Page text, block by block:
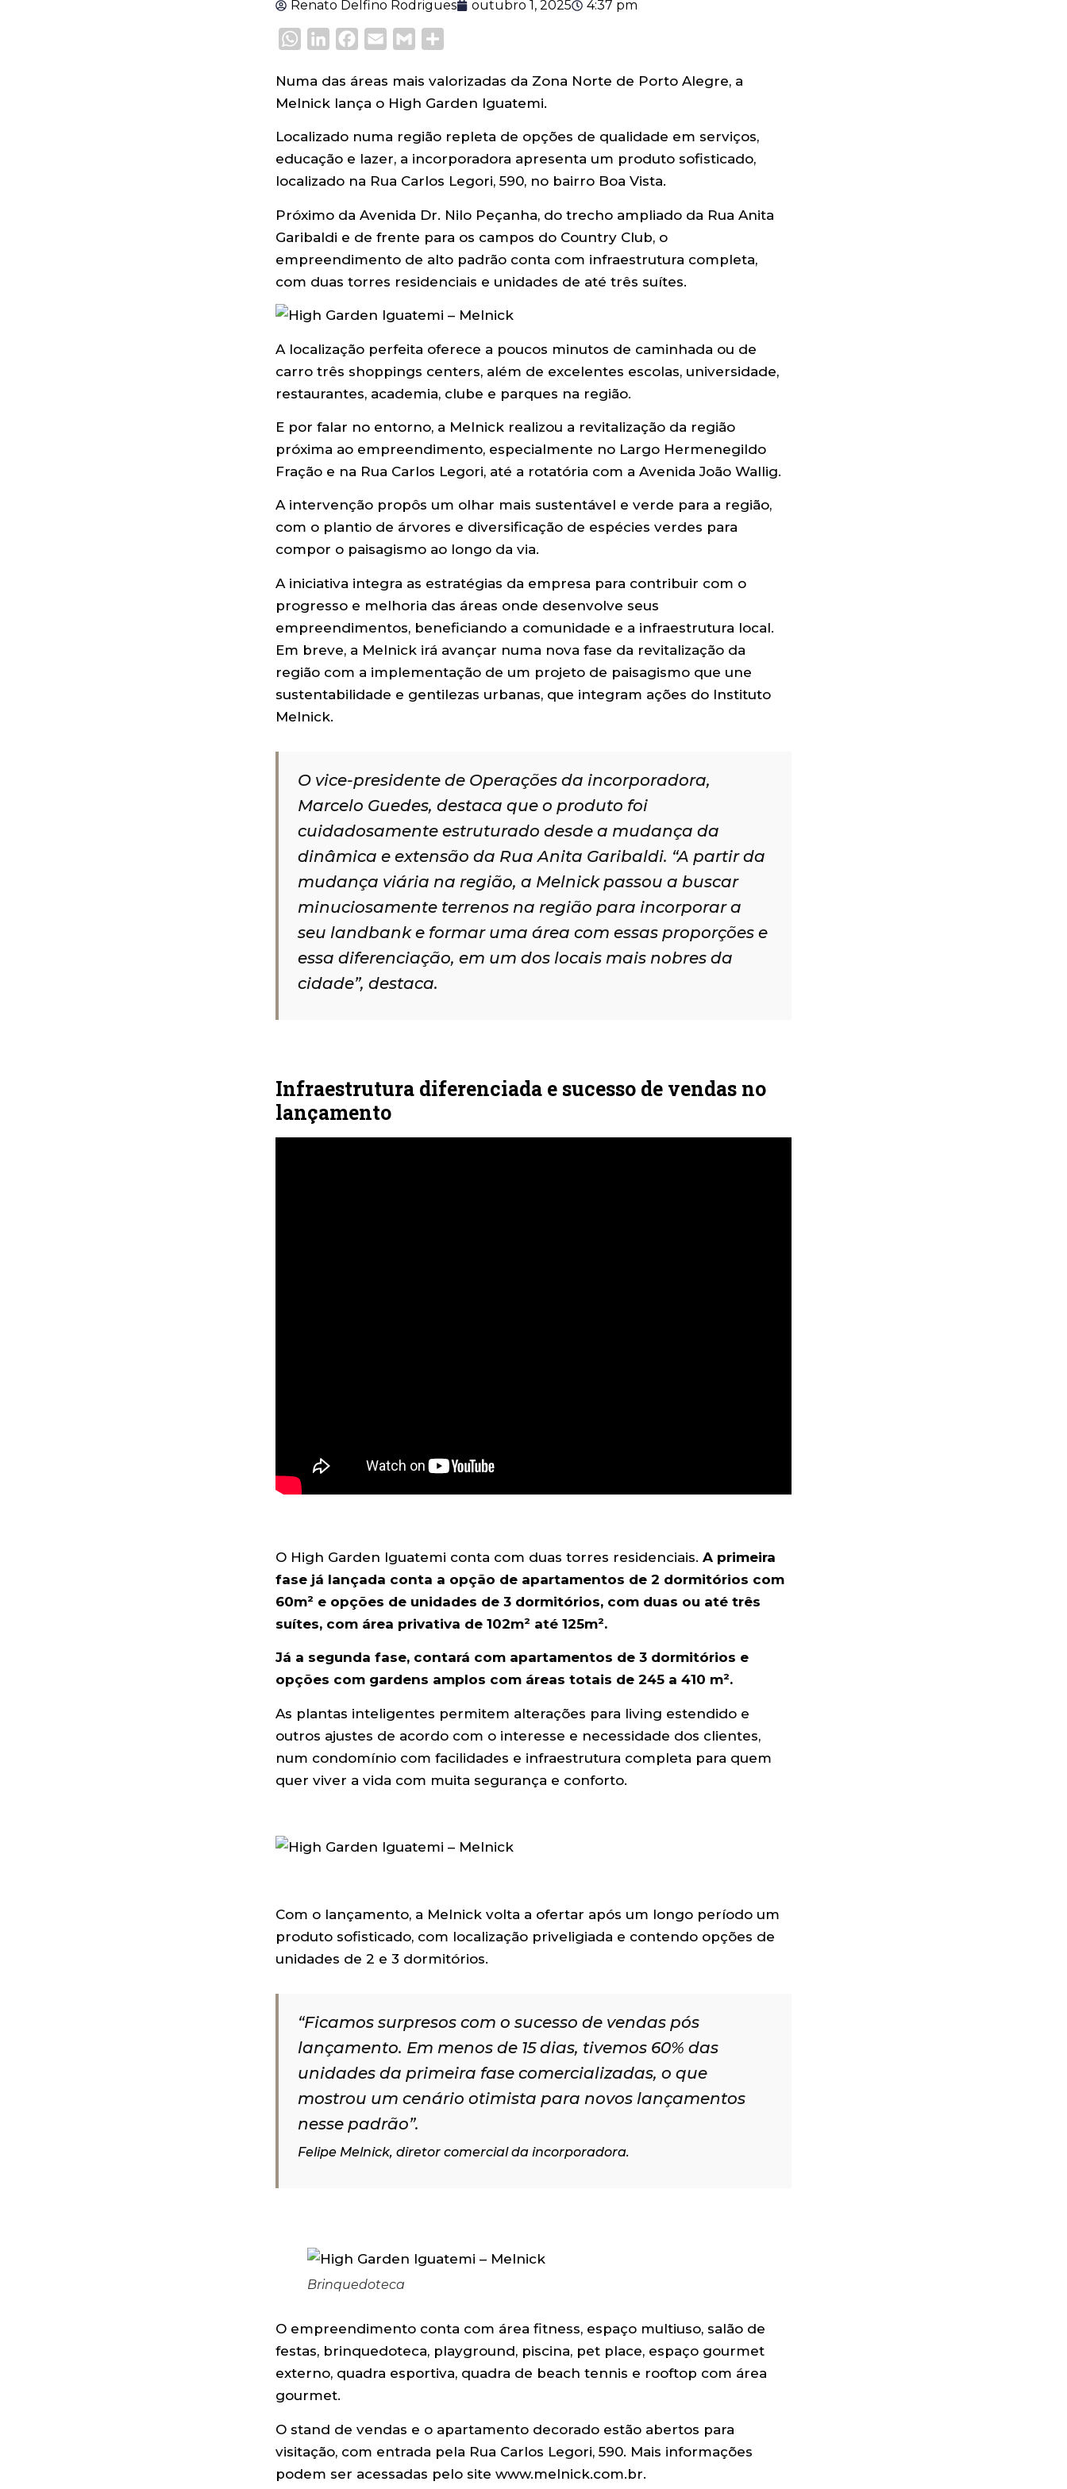
Renato Delfino Rodrigues outubro 1, 2025 4:37 pm
WhatsApp
LinkedInFacebook
Email Gmail
Numa das áreas mais valorizadas da Zona Norte de Porto Alegre, a
Melnick lança o High Garden Iguatemi.
Localizado numa região repleta de opções de qualidade em serviços,
educação e lazer, a incorporadora apresenta um produto sofisticado,
localizado na Rua Carlos Legori, 590, no bairro Boa Vista.
Próximo da Avenida Dr. Nilo Peçanha, do trecho ampliado da Rua Anita
Garibaldi e de frente para os campos do Country Club, o
empreendimento de alto padrão conta com infraestrutura completa,
com duas torres residenciais e unidades de até três suítes.
A localização perfeita oferece a poucos minutos de caminhada ou de
carro três shoppings centers, além de excelentes escolas, universidade,
restaurantes, academia, clube e parques na região.
E por falar no entorno, a Melnick realizou a revitalização da região
próxima ao empreendimento, especialmente no Largo Hermenegildo
Fração e na Rua Carlos Legori, até a rotatória com a Avenida João Wallig.
A intervenção propôs um olhar mais sustentável e verde para a região,
com o plantio de árvores e diversificação de espécies verdes para
compor o paisagismo ao longo da via.
A iniciativa integra as estratégias da empresa para contribuir com o
progresso e melhoria das áreas onde desenvolve seus
empreendimentos, beneficiando a comunidade e a infraestrutura local.
Em breve, a Melnick irá avançar numa nova fase da revitalização da
região com a implementação de um projeto de paisagismo que une
sustentabilidade e gentilezas urbanas, que integram ações do Instituto
Melnick.
O vice-presidente de Operações da incorporadora,
Marcelo Guedes, destaca que o produto foi
cuidadosamente estruturado desde a mudança da
dinâmica e extensão da Rua Anita Garibaldi. “A partir da
mudança viária na região, a Melnick passou a buscar
minuciosamente terrenos na região para incorporar a
seu landbank e formar uma área com essas proporções e
essa diferenciação, em um dos locais mais nobres da
cidade”, destaca.
Infraestrutura diferenciada e sucesso de vendas no
lançamento
O High Garden Iguatemi conta com duas torres residenciais. A primeira
fase já lançada conta a opção de apartamentos de 2 dormitórios com
60m² e opções de unidades de 3 dormitórios, com duas ou até três
suítes, com área privativa de 102m² até 125m².
Já a segunda fase, contará com apartamentos de 3 dormitórios e
opções com gardens amplos com áreas totais de 245 a 410 m².
As plantas inteligentes permitem alterações para living estendido e
outros ajustes de acordo com o interesse e necessidade dos clientes,
num condomínio com facilidades e infraestrutura completa para quem
quer viver a vida com muita segurança e conforto.
Com o lançamento, a Melnick volta a ofertar após um longo período um
produto sofisticado, com localização priveligiada e contendo opções de
unidades de 2 e 3 dormitórios.
“Ficamos surpresos com o sucesso de vendas pós
lançamento. Em menos de 15 dias, tivemos 60% das
unidades da primeira fase comercializadas, o que
mostrou um cenário otimista para novos lançamentos
nesse padrão”.
Felipe Melnick, diretor comercial da incorporadora.
Brinquedoteca
O empreendimento conta com área fitness, espaço multiuso, salão de
festas, brinquedoteca, playground, piscina, pet place, espaço gourmet
externo, quadra esportiva, quadra de beach tennis e rooftop com área
gourmet.
O stand de vendas e o apartamento decorado estão abertos para
visitação, com entrada pela Rua Carlos Legori, 590. Mais informações
podem ser acessadas pelo site www.melnick.com.br.